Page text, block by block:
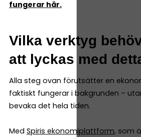
fungerar här.
Vilka verktyg
att lyckas med
Alla steg ovan förutsätter en
faktiskt fungerar i bakgrunden –
bevaka det hela tiden.
Med Spiris ekonomiplattform, som